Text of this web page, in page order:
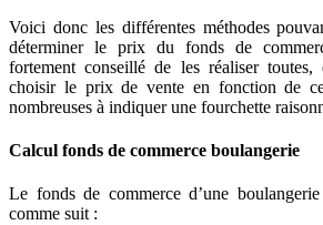
Voici donc les différentes méthodes
déterminer le prix du fonds de
fortement conseillé de les réaliser
choisir le prix de vente en fonction de
nombreuses à indiquer une fourchette
Calcul fonds de commerce boulangerie
Le fonds de commerce d’une
comme suit :